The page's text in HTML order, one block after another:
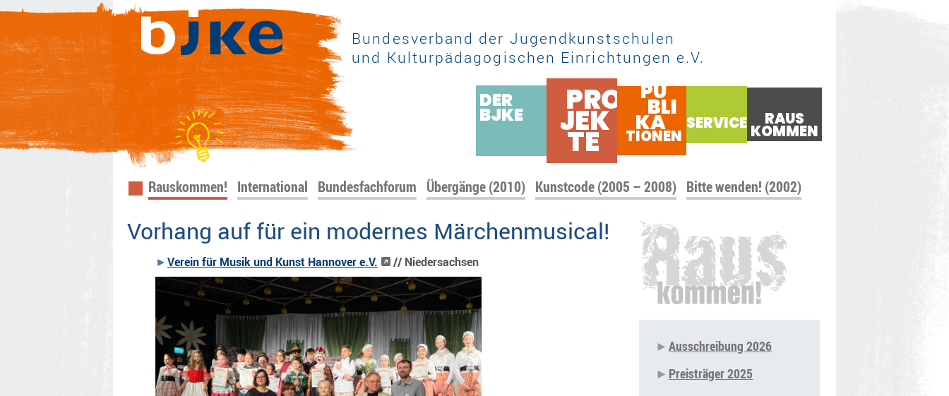
Bundesverband der Jugendkunstschulen
und Kulturpädagogischen Einrichtungen e.V.
DER
BJKE PRO
JEK
TE
PU
BLI
KA
TIONEN
SERVICE RAUS
KOMMEN
Navigation
Rauskommen! International Bundesfachforum Übergänge (2010) Kunstcode (2005 – 2008) Bitte wenden! (2002)
Vorhang auf für ein modernes Märchenmusical!
Verein für Musik und Kunst Hannover e.V. // Niedersachsen
überspringen
Ausschreibung 2026
Preisträger 2025